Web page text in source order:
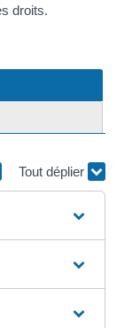
droits.
Tout déplier